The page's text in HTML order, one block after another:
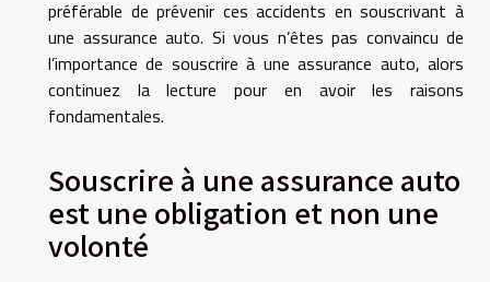
préférable de prévenir ces accidents en souscrivant à
une assurance auto. Si vous n’êtes pas convaincu de
l’importance de souscrire à une assurance auto, alors
continuez la lecture pour en avoir les raisons
fondamentales.
Souscrire à une assurance auto
est une obligation et non une
volonté